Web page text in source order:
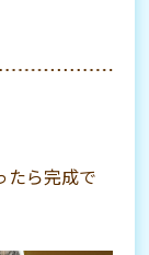
たら完成で